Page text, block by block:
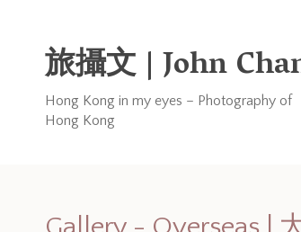
旅攝文 | John
Hong Kong in my eyes – Photography of
Hong Kong